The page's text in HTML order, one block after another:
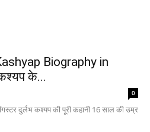
Biography in
के...
0
दुर्लभ कश्यप की पूरी कहानी 16 साल की उम्र